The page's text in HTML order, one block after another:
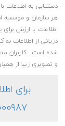
دستیابی به اطلاعات
هر سازمان و موسسه
اطلاعات با ارزش
دریائی از اطلاعات به
شده است . کاربران
و تصویری زیبا از
برای
۰۹۱۳۸۰۰۰۹۸۷